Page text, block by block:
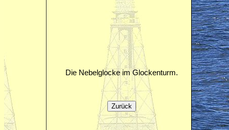
Die Nebelglocke im Glockenturm.